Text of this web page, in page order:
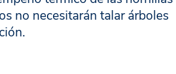
no necesitarán talar árboles